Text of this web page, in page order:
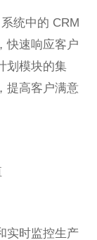
统中的 CRM
快速响应客户
划模块的集
提高客户满意
时监控生产